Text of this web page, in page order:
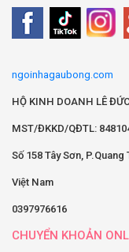
ngoinhagaubong.com
HỘ KINH DOANH LÊ
MST/ĐKKD/QĐTL:
Số 158 Tây Sơn,
Việt Nam
0397976616
CHUYỂN KHOẢN